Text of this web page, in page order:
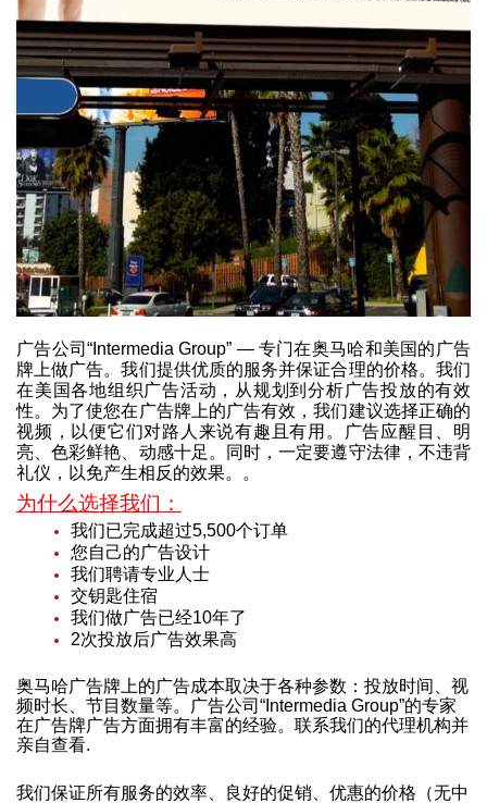
广告公司“Intermedia Group” — 专门在奥马哈和美国的广告
牌上做广告。我们提供优质的服务并保证合理的价格。我们
在美国各地组织广告活动，从规划到分析广告投放的有效
性。为了使您在广告牌上的广告有效，我们建议选择正确的
视频，以便它们对路人来说有趣且有用。广告应醒目、明
亮、色彩鲜艳、动感十足。同时，一定要遵守法律，不违背
礼仪，以免产生相反的效果。。
为什么选择我们：
我们已完成超过5,500个订单
您自己的广告设计
我们聘请专业人士
交钥匙住宿
我们做广告已经10年了
2次投放后广告效果高
奥马哈广告牌上的广告成本取决于各种参数：投放时间、视
频时长、节目数量等。广告公司“Intermedia Group”的专家
在广告牌广告方面拥有丰富的经验。联系我们的代理机构并
亲自查看.
我们保证所有服务的效率、良好的促销、优惠的价格（无中